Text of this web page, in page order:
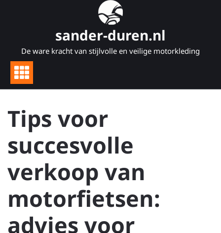
sander-duren.nl
De ware kracht van stijlvolle en veilige motorkleding
Tips voor
succesvolle
verkoop van
motorfietsen:
advies voor